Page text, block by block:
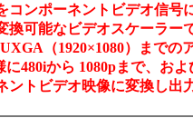
コンポーネントビデオ信号
換可能なビデオスケーラー
（1920×1080）まで
480iから 1080pまで、お
ントビデオ映像に変換し出